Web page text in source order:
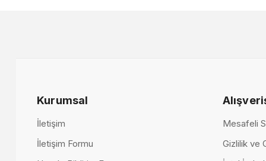
Kurumsal
İletişim
İletişim Formu
Mesafeli
Gizlilik ve